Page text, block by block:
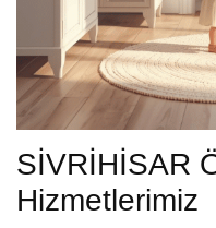
SİVRİHİSAR
Hizmetlerimiz